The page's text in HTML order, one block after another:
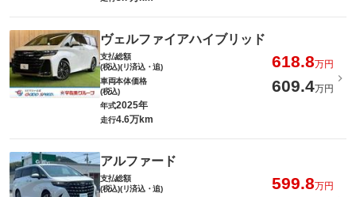
ヴェルファイアハイブリッド
支払総額
(税込)(リ済込・追)
618.8万円
車両本体価格
(税込)
609.4万円
年式2025年
走行4.6万km
アルファード
支払総額
(税込)(リ済込・追)
599.8万円